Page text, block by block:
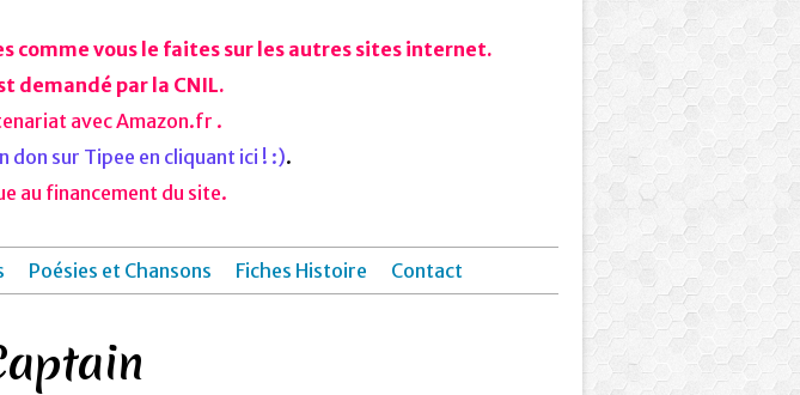
comme vous le faites sur les autres sites internet.
demandé par la CNIL.
avec Amazon.fr .
don sur Tipee en cliquant ici ! :).
au financement du site.
Poésies et Chansons Fiches Histoire Contact